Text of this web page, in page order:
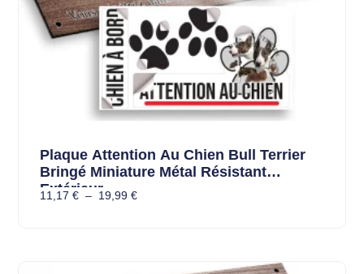
Plaque Attention Au Chien Bull Terrier
Bringé Miniature Métal Résistant
Extérieur
11,17 € – 19,99 €